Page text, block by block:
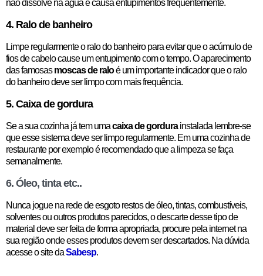
não dissolve na água e causa entupimentos frequentemente.
4. Ralo de banheiro
Limpe regularmente o ralo do banheiro para evitar que o acúmulo de
fios de cabelo cause um entupimento com o tempo. O aparecimento
das famosasmoscas de raloé um importante indicador que o ralo
do banheiro deve ser limpo com mais frequência.
5. Caixa de gordura
Se a sua cozinha já tem umacaixa de gordurainstalada lembre-se
que esse sistema deve ser limpo regularmente. Em uma cozinha de
restaurante por exemplo é recomendado que a limpeza se faça
semanalmente.
6. Óleo, tinta etc..
Nunca jogue na rede de esgoto restos de óleo, tintas, combustíveis,
solventes ou outros produtos parecidos, o descarte desse tipo de
material deve ser feita de forma apropriada, procure pela internet na
sua região onde esses produtos devem ser descartados. Na dúvida
acesse o site daSabesp.